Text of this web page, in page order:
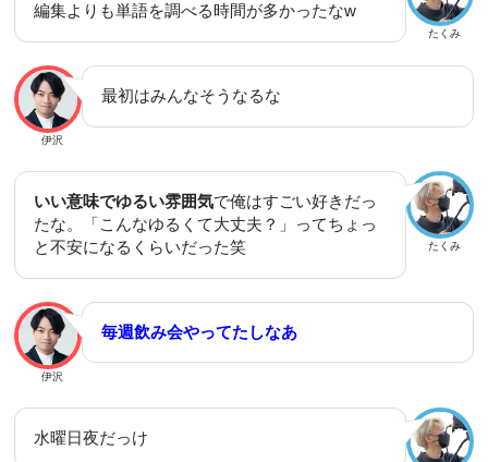
たくみ
編集よりも単語を調べる時間が多かったなw
伊沢
最初はみんなそうなるな
たくみ
いい意味でゆるい雰囲気で俺はすごい好きだっ
たな。「こんなゆるくて大丈夫？」ってちょっ
と不安になるくらいだった笑
伊沢
毎週飲み会やってたしなあ
水曜日夜だっけ